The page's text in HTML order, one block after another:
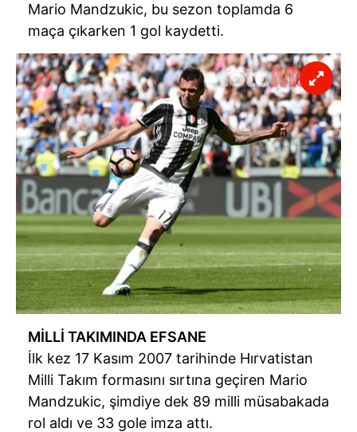
Mario Mandzukic, bu sezon toplamda 6
maça çıkarken 1 gol kaydetti.
MİLLİ TAKIMINDA EFSANE
İlk kez 17 Kasım 2007 tarihinde Hırvatistan
Milli Takım formasını sırtına geçiren Mario
Mandzukic, şimdiye dek 89 milli müsabakada
rol aldı ve 33 gole imza attı.